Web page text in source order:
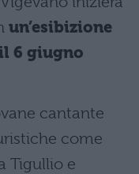
un’esibizione
6 giugno
cantante
come
Tigullio e